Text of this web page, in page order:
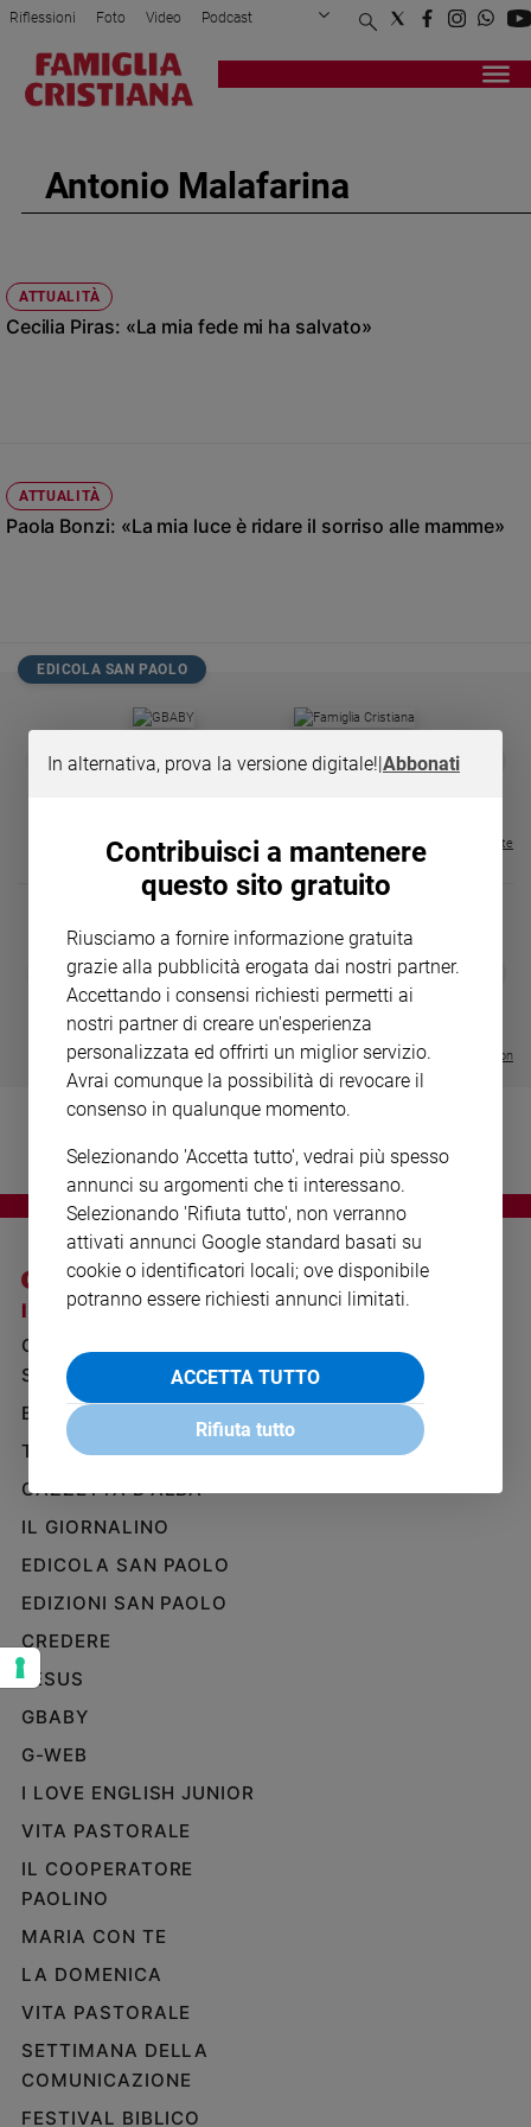
Attualità
Politica
Mondo
e
giustizia
Papa
Chiesa
spiritualità
Devozione
Società
Ambiente
Volontariato
Aziende
valore
Caso
settimana
Migranti
Diversità
inclusione
Costume
e
2026
Cinema,
streaming
Libri
Famiglia
educazione
Genitori
e
Nonni
Coppia
Scuola
Riflessioni Foto Video Podcast
Privacy Policy Chi siamo
Registrati Redazione
Antonio Malafarina
ATTUALITÀ
Cecilia Piras: «La mia fede mi ha salvato»
ATTUALITÀ
Paola Bonzi: «La mia luce è ridare il sorriso alle mamme»
EDICOLA SAN PAOLO
❮
€ 34,80 € 21,90 37%
FAMIGLIA CRISTIANA
€ 104,00 € 83,00 20%
GBABY
Visualizza tutte le riviste
LE GRANDI BASILICHE ITALIANE
- VOL DA 1 AL 5
€ 64,50
DIARIO G 2026-27
€ 8,90
- € 8,90
COLLANA
Visualizza tutte le collection
I SITI SAN PAOLO
GRUPPO EDITORIALE
SAN PAOLO
BENESSERE
TELENOVA
GAZZETTA D'ALBA
IL GIORNALINO
EDICOLA SAN PAOLO
EDIZIONI SAN PAOLO
CREDERE
JESUS
GBABY
G-WEB
I LOVE ENGLISH JUNIOR
VITA PASTORALE
IL COOPERATORE
PAOLINO
MARIA CON TE
LA DOMENICA
VITA PASTORALE
SETTIMANA DELLA
COMUNICAZIONE
FESTIVAL BIBLICO
NOTE LEGALI
INFORMATIVA
WHISTLEBLOWING
SOCIAL
In alternativa, prova la versione digitale!|Abbonati
Contribuisci a mantenere
questo sito gratuito
Riusciamo a fornire informazione gratuita
grazie alla pubblicità erogata dai nostri partner.
Accettando i consensi richiesti permetti ai
nostri partner di creare un'esperienza
personalizzata ed offrirti un miglior servizio.
Avrai comunque la possibilità di revocare il
consenso in qualunque momento.
Selezionando 'Accetta tutto', vedrai più spesso
annunci su argomenti che ti interessano.
Selezionando 'Rifiuta tutto', non verranno
attivati annunci Google standard basati su
cookie o identificatori locali; ove disponibile
potranno essere richiesti annunci limitati.
ACCETTA TUTTO
Rifiuta tutto